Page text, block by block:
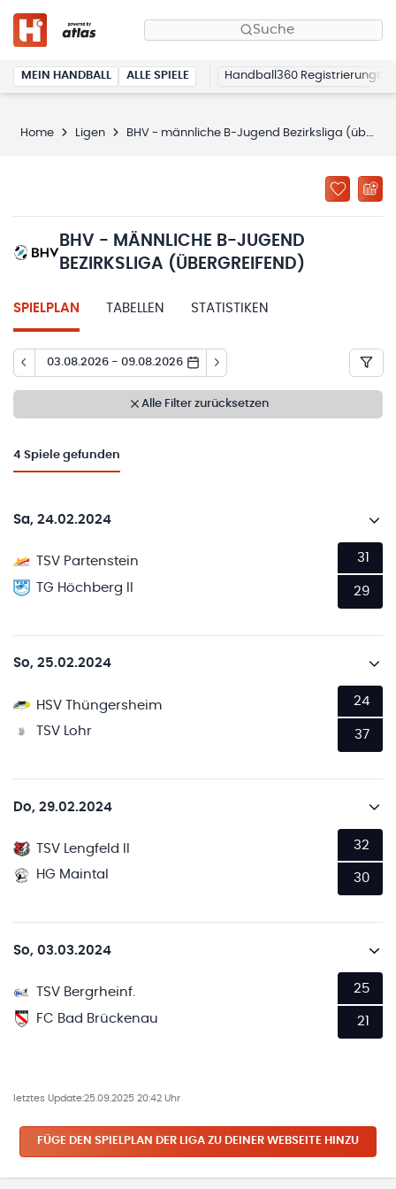
Suche
MEIN HANDBALL ALLE SPIELE Handball360 Registrierung
Home Ligen BHV - männliche B-Jugend Bezirksliga (übergreifend)
BHV - MÄNNLICHE B-JUGEND
BEZIRKSLIGA (ÜBERGREIFEND)
SPIELPLAN TABELLEN STATISTIKEN
03.08.2026 - 09.08.2026
Alle Filter zurücksetzen
4 Spiele gefunden
Sa, 24.02.2024
TSV Partenstein
TG Höchberg II
31
29
So, 25.02.2024
HSV Thüngersheim
TSV Lohr
24
37
Do, 29.02.2024
TSV Lengfeld II
HG Maintal
32
30
So, 03.03.2024
TSV Bergrheinf.
FC Bad Brückenau
25
21
letztes Update:25.09.2025 20:42 Uhr
FÜGE DEN SPIELPLAN DER LIGA ZU DEINER WEBSEITE HINZU